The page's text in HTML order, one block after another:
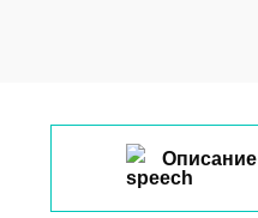
Описание